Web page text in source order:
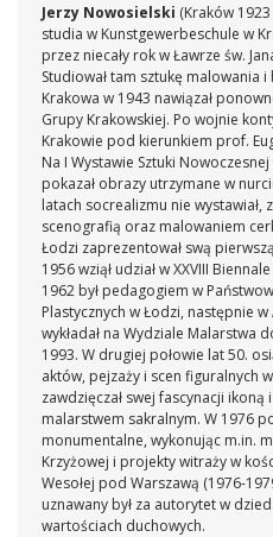
Jerzy Nowosielski (Kraków
studia w Kunstgewerbeschule w
przez niecały rok w Ławrze św.
Studiował tam sztukę malowania
Krakowa w 1943 nawiązał
Grupy Krakowskiej. Po wojnie
Krakowie pod kierunkiem prof.
Na I Wystawie Sztuki
pokazał obrazy utrzymane w
latach socrealizmu nie wystawiał,
scenografią oraz malowaniem
Łodzi zaprezentował swą
1956 wziął udział w XXVIII
1962 był pedagogiem w
Plastycznych w Łodzi, następnie
wykładał na Wydziale Malarstwa
1993. W drugiej połowie lat 50.
aktów, pejzaży i scen figuralnych
zawdzięczał swej fascynacji
malarstwem sakralnym. W 1976
monumentalne, wykonując m.in.
Krzyżowej i projekty witraży w
Wesołej pod Warszawą (1976-
uznawany był za autorytet w
wartościach duchowych.